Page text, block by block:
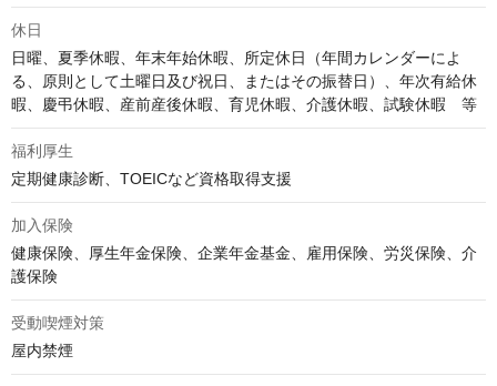
休日
日曜、夏季休暇、年末年始休暇、所定休日（年間カレンダーによ
る、原則として土曜日及び祝日、またはその振替日）、年次有給休
暇、慶弔休暇、産前産後休暇、育児休暇、介護休暇、試験休暇　等
福利厚生
定期健康診断、TOEICなど資格取得支援
加入保険
健康保険、厚生年金保険、企業年金基金、雇用保険、労災保険、介
護保険
受動喫煙対策
屋内禁煙